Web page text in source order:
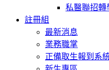
私醫聯招轉
註冊組
最新消息
業務職掌
正備取生報到系